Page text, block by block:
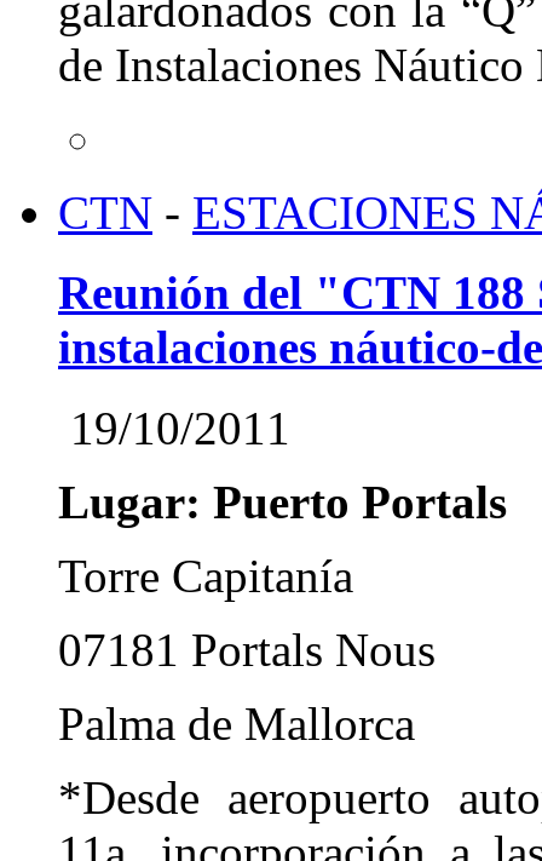
de Instalaciones Náutico
CTN - ESTACIONES
Reunión del "CTN 188
instalaciones náutico-
19/10/2011
Lugar: Puerto Portals
Torre Capitanía
07181 Portals Nous
Palma de Mallorca
*Desde aeropuerto